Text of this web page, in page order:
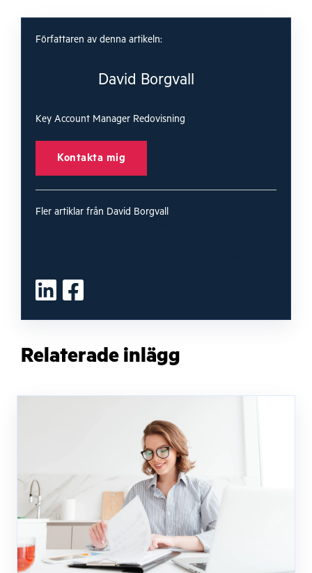
Författaren av denna artikeln:
David Borgvall
Key Account Manager Redovisning
Kontakta mig
Fler artiklar från David Borgvall
Relaterade inlägg